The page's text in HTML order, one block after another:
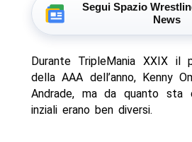
Segui Spazio
News
Durante TripleMania XXIX il
della AAA dell’anno, Kenny
Andrade, ma da quanto sta
inziali erano ben diversi.